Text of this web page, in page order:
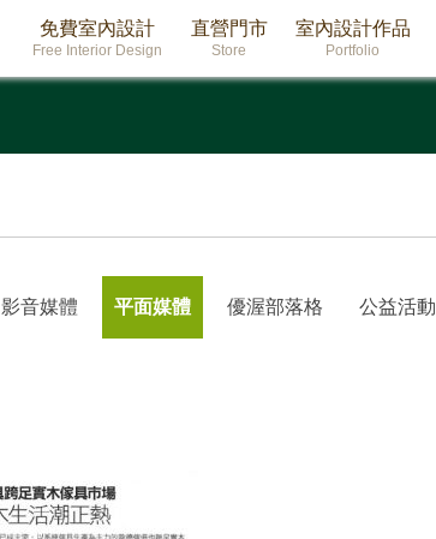
免費室內設計
Free Interior Design
直營門市
Store
室內設計作品
Portfolio
影音媒體 平面媒體 優渥部落格 公益活動